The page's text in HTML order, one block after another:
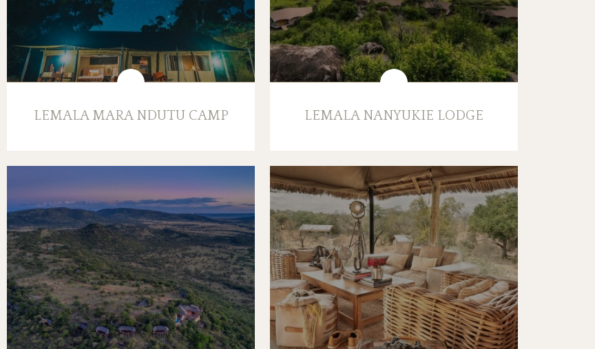
LEMALA MARA NDUTU CAMP LEMALA NANYUKIE LODGE